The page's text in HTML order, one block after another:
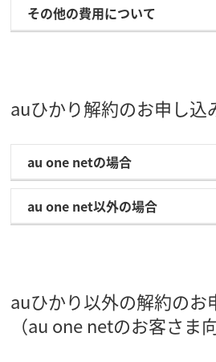
その他の費用について
auひかり解約のお申し込
au one netの場合
au one net以外の場合
auひかり以外の解約のお
（au one netのお客さま向